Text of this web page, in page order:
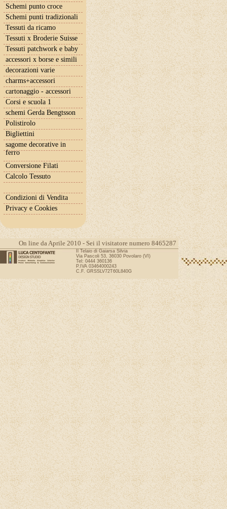
Schemi punto croce
Schemi punti tradizionali
Tessuti da ricamo
Tessuti x Broderie Suisse
Tessuti patchwork e baby
accessori x borse e simili
decorazioni varie
charms+accessori
cartonaggio - accessori
Corsi e scuola 1
schemi Gerda Bengtsson
Polistirolo
Bigliettini
sagome decorative in
ferro
Conversione Filati
Calcolo Tessuto
Condizioni di Vendita
Privacy e Cookies
On line da Aprile 2010 - Sei il visitatore numero 8465287
Il Telaio di Gaiarsa Silvia
Via Pascoli 53, 36030 Povolaro (VI)
Tel: 0444 360136
P.IVA 03464000243
C.F. GRSSLV72T60L840G